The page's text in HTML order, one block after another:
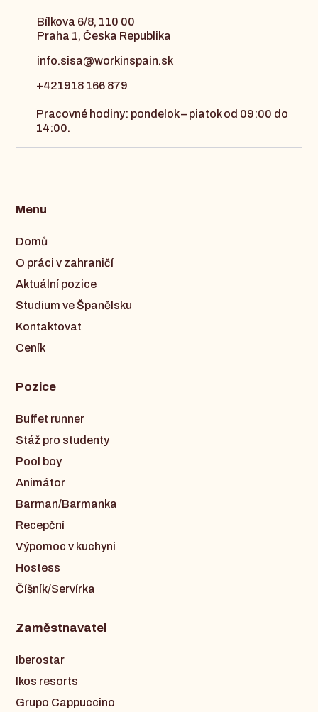
Bílkova 6/8, 110 00
Praha 1, Česka Republika
info.sisa@workinspain.sk
+421918 166 879
Pracovné hodiny: pondelok – piatok od 09:00 do
14:00.
Menu
Domů
O práci v zahraničí
Aktuální pozice
Studium ve Španělsku
Kontaktovat
Ceník
Pozice
Buffet runner
Stáž pro studenty
Pool boy
Animátor
Barman/Barmanka
Recepční
Výpomoc v kuchyni
Hostess
Číšník/Servírka
Zaměstnavatel
Iberostar
Ikos resorts
Grupo Cappuccino